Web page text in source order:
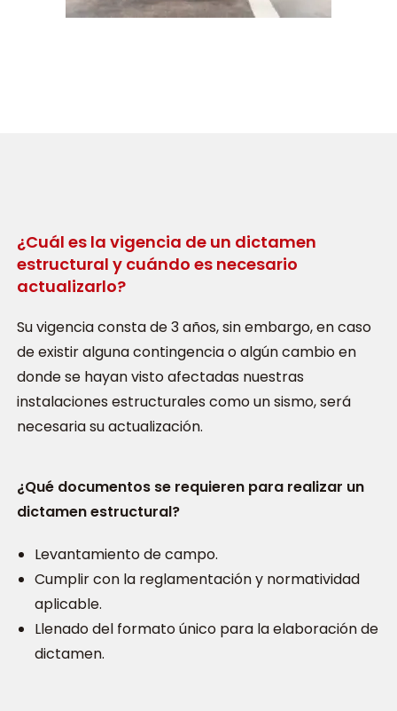
¿Cuál es la vigencia de un dictamen
estructural y cuándo es necesario
actualizarlo?
Su vigencia consta de 3 años, sin embargo, en caso
de existir alguna contingencia o algún cambio en
donde se hayan visto afectadas nuestras
instalaciones estructurales como un sismo, será
necesaria su actualización.
¿Qué documentos se requieren para realizar un
dictamen estructural?
Levantamiento de campo.
Cumplir con la reglamentación y normatividad
aplicable.
Llenado del formato único para la elaboración de
dictamen.